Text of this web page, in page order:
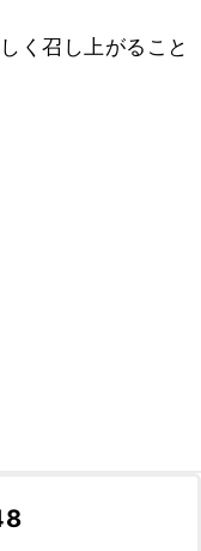
く召し上がること